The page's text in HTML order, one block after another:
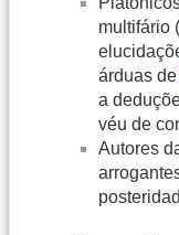
multifário
árduas de
a
véu de
Autores